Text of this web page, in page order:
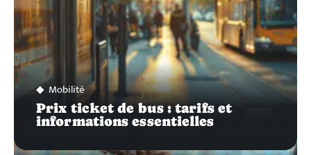
Mobilité
Prix ticket de bus : tarifs et
informations essentielles